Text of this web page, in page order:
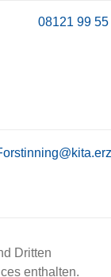
Dritten
enthalten.